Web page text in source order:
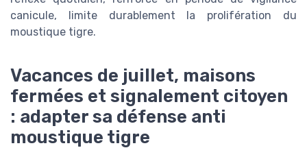
canicule, limite durablement la prolifération du
moustique tigre.
Vacances de juillet, maisons
fermées et signalement citoyen
: adapter sa défense anti
moustique tigre